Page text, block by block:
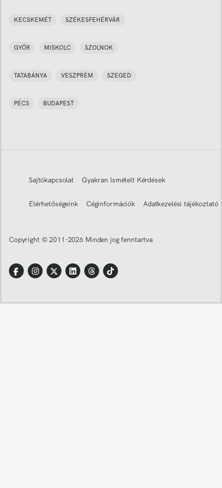
KECSKEMÉT SZÉKESFEHÉRVÁR
GYŐR MISKOLC SZOLNOK
TATABÁNYA VESZPRÉM SZEGED
PÉCS BUDAPEST
Sajtókapcsolat Gyakran Ismételt Kérdések
Elérhetőségeink Céginformációk Adatkezelési tájékoztató
Copyright © 2011-2026 Minden jog fenntartva